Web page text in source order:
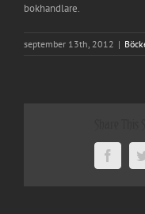
bokhandlare.
september 13th, 2012 |